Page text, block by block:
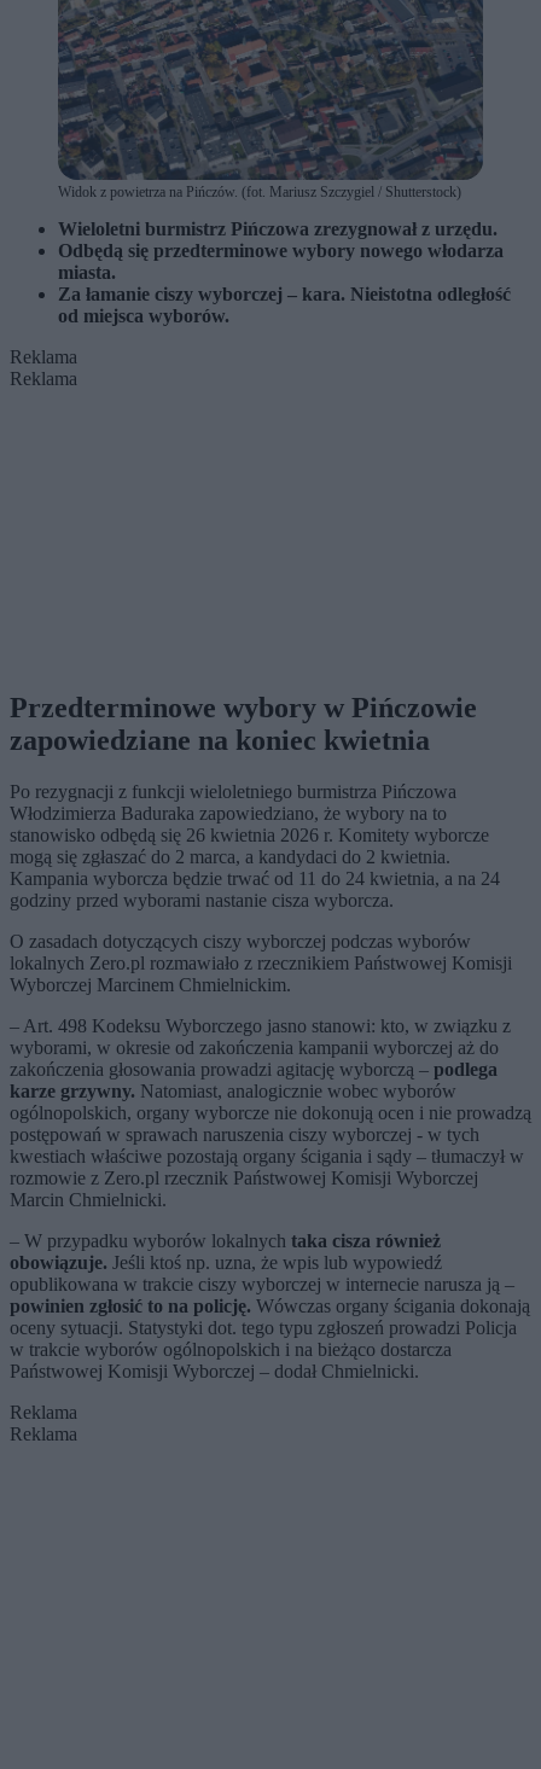
Widok z powietrza na Pińczów. (fot. Mariusz Szczygiel / Shutterstock)
Wieloletni burmistrz Pińczowa zrezygnował z urzędu.
Odbędą się przedterminowe wybory nowego włodarza
miasta.
Za łamanie ciszy wyborczej – kara. Nieistotna odległość
od miejsca wyborów.
Reklama
Reklama
Przedterminowe wybory w Pińczowie
zapowiedziane na koniec kwietnia
Po rezygnacji z funkcji wieloletniego burmistrza Pińczowa
Włodzimierza Baduraka zapowiedziano, że wybory na to
stanowisko odbędą się 26 kwietnia 2026 r. Komitety wyborcze
mogą się zgłaszać do 2 marca, a kandydaci do 2 kwietnia.
Kampania wyborcza będzie trwać od 11 do 24 kwietnia, a na 24
godziny przed wyborami nastanie cisza wyborcza.
O zasadach dotyczących ciszy wyborczej podczas wyborów
lokalnych Zero.pl rozmawiało z rzecznikiem Państwowej Komisji
Wyborczej Marcinem Chmielnickim.
– Art. 498 Kodeksu Wyborczego jasno stanowi: kto, w związku z
wyborami, w okresie od zakończenia kampanii wyborczej aż do
zakończenia głosowania prowadzi agitację wyborczą – podlega
karze grzywny. Natomiast, analogicznie wobec wyborów
ogólnopolskich, organy wyborcze nie dokonują ocen i nie prowadzą
postępowań w sprawach naruszenia ciszy wyborczej - w tych
kwestiach właściwe pozostają organy ścigania i sądy – tłumaczył w
rozmowie z Zero.pl rzecznik Państwowej Komisji Wyborczej
Marcin Chmielnicki.
– W przypadku wyborów lokalnych taka cisza również
obowiązuje. Jeśli ktoś np. uzna, że wpis lub wypowiedź
opublikowana w trakcie ciszy wyborczej w internecie narusza ją –
powinien zgłosić to na policję. Wówczas organy ścigania dokonają
oceny sytuacji. Statystyki dot. tego typu zgłoszeń prowadzi Policja
w trakcie wyborów ogólnopolskich i na bieżąco dostarcza
Państwowej Komisji Wyborczej – dodał Chmielnicki.
Reklama
Reklama